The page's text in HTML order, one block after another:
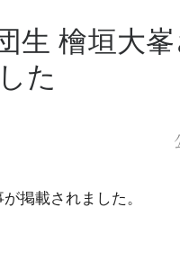
生 檜垣大
た
掲載されました。